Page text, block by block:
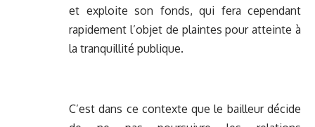
et exploite son fonds, qui fera cependant
rapidement l’objet de plaintes pour atteinte à
la tranquillité publique.
C’est dans ce contexte que le bailleur décide